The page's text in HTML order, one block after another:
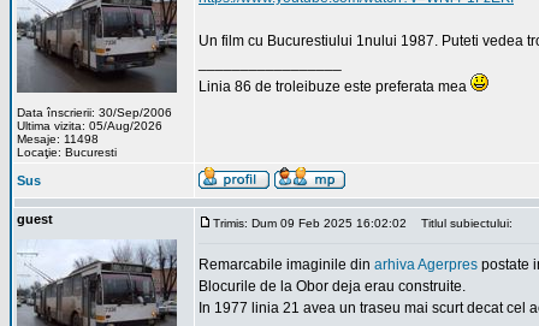
Data înscrierii: 30/Sep/2006
Ultima vizita: 05/Aug/2026
Mesaje: 11498
Locaţie: Bucuresti
Un film cu Bucurestiului 1nului 1987. Puteti vedea
Linia 86 de troleibuze este preferata mea
Sus
guest Trimis: Dum 09 Feb 2025 16:02:02 Titlul subiectului:
Remarcabile imaginile din arhiva Agerpres postate
Blocurile de la Obor deja erau construite.
In 1977 linia 21 avea un traseu mai scurt decat cel